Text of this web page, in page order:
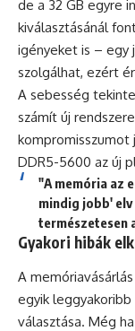
de a 32 GB egyre
kiválasztásánál
igényeket is – egy
szolgálhat, ezért
A sebesség
számít új
DDR5-5600 az új
"A memória az
mindig jobb'
természetesen
Gyakori hibák
A
egyik leggyakoribb
választása. Még